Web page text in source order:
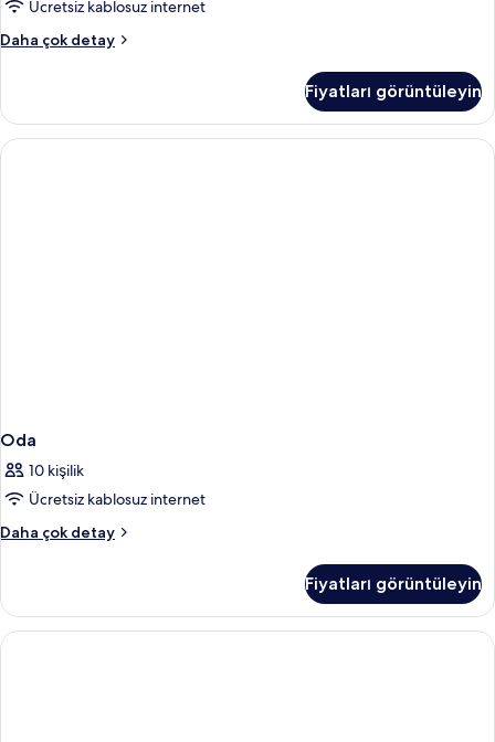
Ücretsiz kablosuz internet
Daha çok detay
Basic
fazla
detay
Fiyatları görüntüleyin
Oda
10 kişilik
Ücretsiz kablosuz internet
Daha çok detay
Oda
detay
Fiyatları görüntüleyin